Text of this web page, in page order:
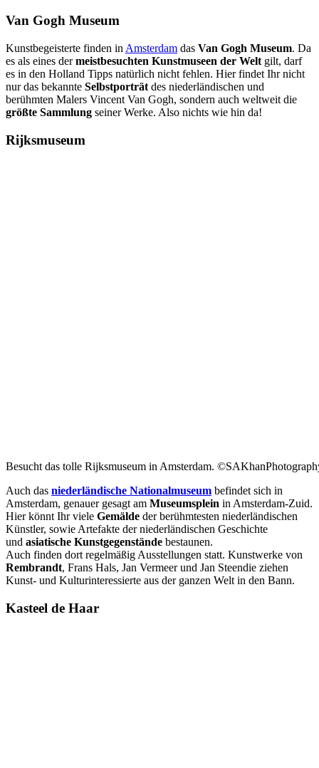
Van Gogh Museum
Kunstbegeisterte finden in Amsterdam das Van Gogh Museum. Da
es als eines dermeistbesuchten Kunstmuseen der Welt gilt, darf
es in den Holland Tipps natürlich nicht fehlen. Hier findet Ihr nicht
nur das bekannte Selbstporträt des niederländischen und
berühmten Malers Vincent Van Gogh, sondern auch weltweit die
größte Sammlung seiner Werke. Also nichts wie hin da!
Rijksmuseum
Besucht das tolle Rijksmuseum in Amsterdam.
Auch das niederländische Nationalmuseum befindet sich in
Amsterdam, genauer gesagt am Museumsplein in Amsterdam-Zuid.
Hier könnt Ihr viele Gemälde der berühmtesten niederländischen
Künstler, sowie Artefakte der niederländischen Geschichte
und asiatische Kunstgegenstände bestaunen.
Auch finden dort regelmäßig Ausstellungen statt. Kunstwerke von
Rembrandt, Frans Hals, Jan Vermeer und Jan Steendie ziehen
Kunst- und Kulturinteressierte aus der ganzen Welt in den Bann.
Kasteel de Haar